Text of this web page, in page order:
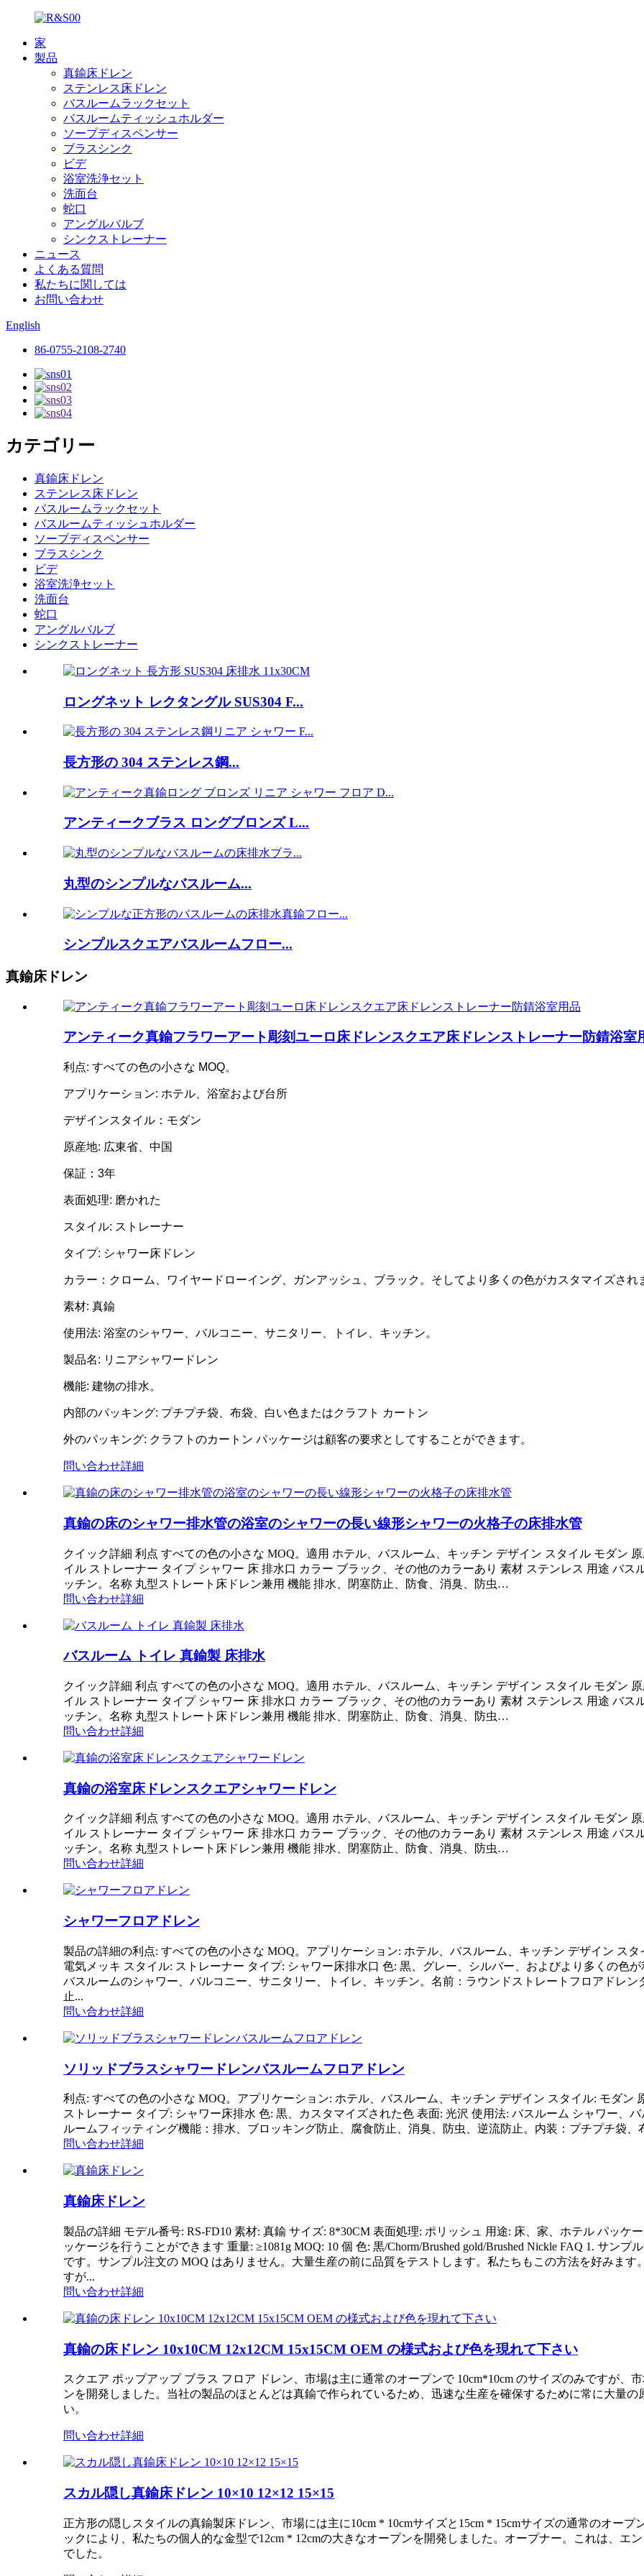
家
製品
真鍮床ドレン
ステンレス床ドレン
バスルームラックセット
バスルームティッシュホルダー
ソープディスペンサー
ブラスシンク
ビデ
浴室洗浄セット
洗面台
蛇口
アングルバルブ
シンクストレーナー
ニュース
よくある質問
私たちに関しては
お問い合わせ
English
86-0755-2108-2740
カテゴリー
真鍮床ドレン
ステンレス床ドレン
バスルームラックセット
バスルームティッシュホルダー
ソープディスペンサー
ブラスシンク
ビデ
浴室洗浄セット
洗面台
蛇口
アングルバルブ
シンクストレーナー
ロングネット レクタングル SUS304 F...
長方形の 304 ステンレス鋼...
アンティークブラス ロングブロンズ L...
丸型のシンプルなバスルーム...
シンプルスクエアバスルームフロー...
真鍮床ドレン
アンティーク真鍮フラワーアート彫刻ユーロ床ドレンスクエア床ドレンストレーナー防錆浴室
利点: すべての色の小さな MOQ。
アプリケーション: ホテル、浴室および台所
デザインスタイル：モダン
原産地: 広東省、中国
保証：3年
表面処理: 磨かれた
スタイル: ストレーナー
タイプ: シャワー床ドレン
カラー：クローム、ワイヤードローイング、ガンアッシュ、ブラック。そしてより多くの色がカスタマイズされ
素材: 真鍮
使用法: 浴室のシャワー、バルコニー、サニタリー、トイレ、キッチン。
製品名: リニアシャワードレン
機能: 建物の排水。
内部のパッキング: プチプチ袋、布袋、白い色またはクラフト カートン
外のパッキング: クラフトのカートン パッケージは顧客の要求としてすることができます。
問い合わせ詳細
真鍮の床のシャワー排水管の浴室のシャワーの長い線形シャワーの火格子の床排水管
クイック詳細 利点 すべての色の小さな MOQ。適用 ホテル、バスルーム、キッチン デザイン スタイル モダン
イル ストレーナー タイプ シャワー 床 排水口 カラー ブラック、その他のカラーあり 素材 ステンレス 用途 バ
ッチン。名称 丸型ストレート床ドレン兼用 機能 排水、閉塞防止、防食、消臭、防虫…
問い合わせ詳細
バスルーム トイレ 真鍮製 床排水
クイック詳細 利点 すべての色の小さな MOQ。適用 ホテル、バスルーム、キッチン デザイン スタイル モダン
イル ストレーナー タイプ シャワー 床 排水口 カラー ブラック、その他のカラーあり 素材 ステンレス 用途 バ
ッチン。名称 丸型ストレート床ドレン兼用 機能 排水、閉塞防止、防食、消臭、防虫…
問い合わせ詳細
真鍮の浴室床ドレンスクエアシャワードレン
クイック詳細 利点 すべての色の小さな MOQ。適用 ホテル、バスルーム、キッチン デザイン スタイル モダン
イル ストレーナー タイプ シャワー 床 排水口 カラー ブラック、その他のカラーあり 素材 ステンレス 用途 バ
ッチン。名称 丸型ストレート床ドレン兼用 機能 排水、閉塞防止、防食、消臭、防虫…
問い合わせ詳細
シャワーフロアドレン
製品の詳細の利点: すべての色の小さな MOQ。アプリケーション: ホテル、バスルーム、キッチン デザイン ス
電気メッキ スタイル: ストレーナー タイプ: シャワー床排水口 色: 黒、グレー、シルバー、およびより多くの色が
バスルームのシャワー、バルコニー、サニタリー、トイレ、キッチン。名前：ラウンドストレートフロアドレ
止...
問い合わせ詳細
ソリッドブラスシャワードレンバスルームフロアドレン
利点: すべての色の小さな MOQ。アプリケーション: ホテル、バスルーム、キッチン デザイン スタイル: モダン
ストレーナー タイプ: シャワー床排水 色: 黒、カスタマイズされた色 表面: 光沢 使用法: バスルーム シャワー、
ルームフィッティング機能：排水、ブロッキング防止、腐食防止、消臭、防虫、逆流防止。内装：プチプチ袋、
問い合わせ詳細
真鍮床ドレン
製品の詳細 モデル番号: RS-FD10 素材: 真鍮 サイズ: 8*30CM 表面処理: ポリッシュ 用途: 床、家、ホテル パッケ
ッケージを行うことができます 重量: ≥1081g MOQ: 10 個 色: 黒/Chorm/Brushed gold/Brushed Nickle FAQ 1. サン
です。サンプル注文の MOQ はありません。大量生産の前に品質をテストします。私たちもこの方法を好みます
すが...
問い合わせ詳細
真鍮の床ドレン 10x10CM 12x12CM 15x15CM OEM の様式および色を現れて下さい
スクエア ポップアップ ブラス フロア ドレン、市場は主に通常のオープンで 10cm*10cm のサイズのみですが、
ンを開発しました。当社の製品のほとんどは真鍮で作られているため、迅速な生産を確保するために常に大量
い。
問い合わせ詳細
スカル隠し真鍮床ドレン 10×10 12×12 15×15
正方形の隠しスタイルの真鍮製床ドレン、市場には主に10cm * 10cmサイズと15cm * 15cmサイズの通常のオー
ックにより、私たちの個人的な金型で12cm * 12cmの大きなオープンを開発しました。オープナー。これは、エ
でした。